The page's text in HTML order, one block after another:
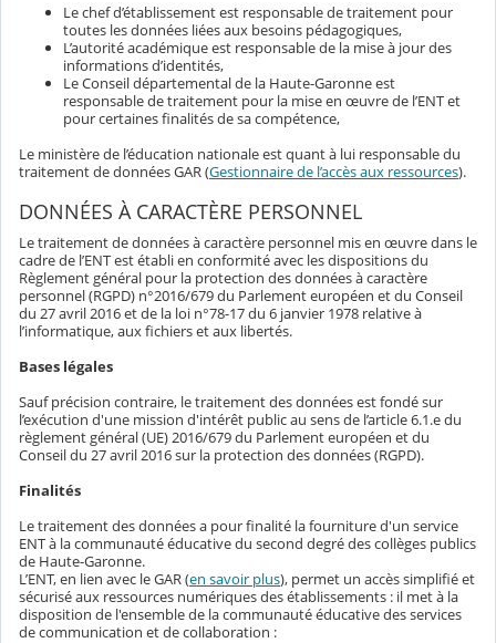
Le chef d’établissement est responsable de traitement pour
toutes les données liées aux besoins pédagogiques,
L’autorité académique est responsable de la mise à jour des
informations d’identités,
Le Conseil départemental de la Haute-Garonne est
responsable de traitement pour la mise en œuvre de l’ENT et
pour certaines finalités de sa compétence,
Le ministère de l’éducation nationale est quant à lui responsable du
traitement de données GAR (Gestionnaire de l’accès aux ressources).
DONNÉES À CARACTÈRE PERSONNEL
Le traitement de données à caractère personnel mis en œuvre dans le
cadre de l’ENT est établi en conformité avec les dispositions du
Règlement général pour la protection des données à caractère
personnel (RGPD) n°2016/679 du Parlement européen et du Conseil
du 27 avril 2016 et de la loi n°78-17 du 6 janvier 1978 relative à
l’informatique, aux fichiers et aux libertés.
Bases légales
Sauf précision contraire, le traitement des données est fondé sur
l’exécution d'une mission d'intérêt public au sens de l’article 6.1.e du
règlement général (UE) 2016/679 du Parlement européen et du
Conseil du 27 avril 2016 sur la protection des données (RGPD).
Finalités
Le traitement des données a pour finalité la fourniture d'un service
ENT à la communauté éducative du second degré des collèges publics
de Haute-Garonne.
L’ENT, en lien avec le GAR (en savoir plus), permet un accès simplifié et
sécurisé aux ressources numériques des établissements : il met à la
disposition de l'ensemble de la communauté éducative des services
de communication et de collaboration :